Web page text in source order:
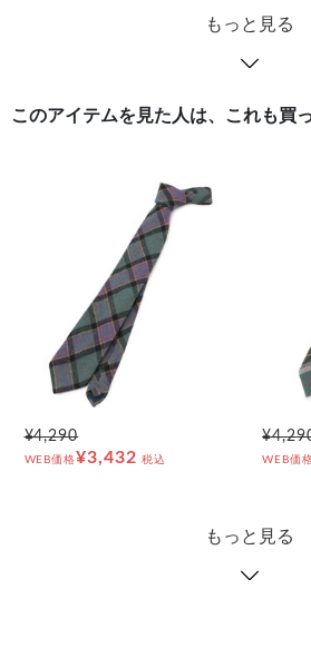
もっと見る
このアイテムを見た人は、これも買
¥4,290
WEB価格¥3,432 税込 WEB価
もっと見る